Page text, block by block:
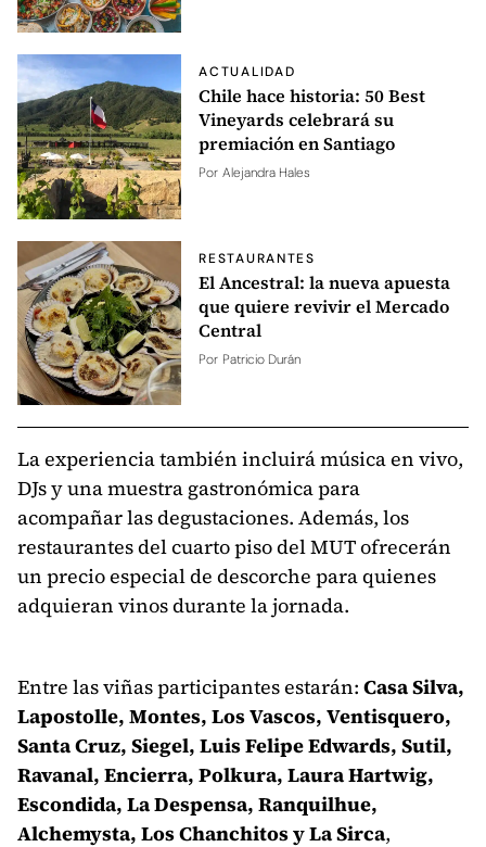
ACTUALIDAD
Chile hace historia: 50 Best
Vineyards celebrará su
premiación en Santiago
Por Alejandra Hales
RESTAURANTES
El Ancestral: la nueva apuesta
que quiere revivir el Mercado
Central
Por Patricio Durán
La experiencia también incluirá música en vivo,
DJs y una muestra gastronómica para
acompañar las degustaciones. Además, los
restaurantes del cuarto piso del MUT ofrecerán
un precio especial de descorche para quienes
adquieran vinos durante la jornada.
Entre las viñas participantes estarán: Casa Silva,
Lapostolle, Montes, Los Vascos, Ventisquero,
Santa Cruz, Siegel, Luis Felipe Edwards, Sutil,
Ravanal, Encierra, Polkura, Laura Hartwig,
Escondida, La Despensa, Ranquilhue,
Alchemysta, Los Chanchitos y La Sirca,